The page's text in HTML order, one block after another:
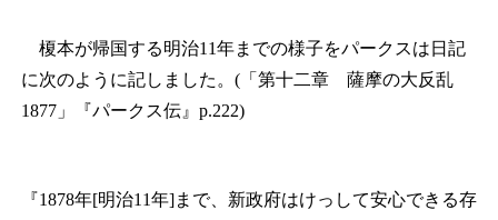
榎本が帰国する明治11年までの様子をパークスは日記
に次のように記しました。(「第十二章 薩摩の大反乱
1877」『パークス伝』p.222)
『1878年[明治11年]まで、新政府はけっして安心できる存